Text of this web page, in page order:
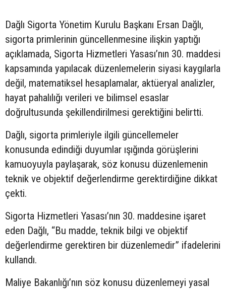
Dağlı Sigorta Yönetim Kurulu Başkanı Ersan Dağlı,
sigorta primlerinin güncellenmesine ilişkin yaptığı
açıklamada, Sigorta Hizmetleri Yasası’nın 30. maddesi
kapsamında yapılacak düzenlemelerin siyasi kaygılarla
değil, matematiksel hesaplamalar, aktüeryal analizler,
hayat pahalılığı verileri ve bilimsel esaslar
doğrultusunda şekillendirilmesi gerektiğini belirtti.
Dağlı, sigorta primleriyle ilgili güncellemeler
konusunda edindiği duyumlar ışığında görüşlerini
kamuoyuyla paylaşarak, söz konusu düzenlemenin
teknik ve objektif değerlendirme gerektirdiğine dikkat
çekti.
Sigorta Hizmetleri Yasası’nın 30. maddesine işaret
eden Dağlı, “Bu madde, teknik bilgi ve objektif
değerlendirme gerektiren bir düzenlemedir” ifadelerini
kullandı.
Maliye Bakanlığı’nın söz konusu düzenlemeyi yasal